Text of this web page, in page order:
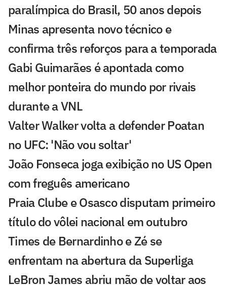
paralímpica do Brasil, 50 anos depois
Minas apresenta novo técnico e
confirma três reforços para a temporada
Gabi Guimarães é apontada como
melhor ponteira do mundo por rivais
durante a VNL
Valter Walker volta a defender Poatan
no UFC: 'Não vou soltar'
João Fonseca joga exibição no US Open
com freguês americano
Praia Clube e Osasco disputam primeiro
título do vôlei nacional em outubro
Times de Bernardinho e Zé se
enfrentam na abertura da Superliga
LeBron James abriu mão de voltar aos